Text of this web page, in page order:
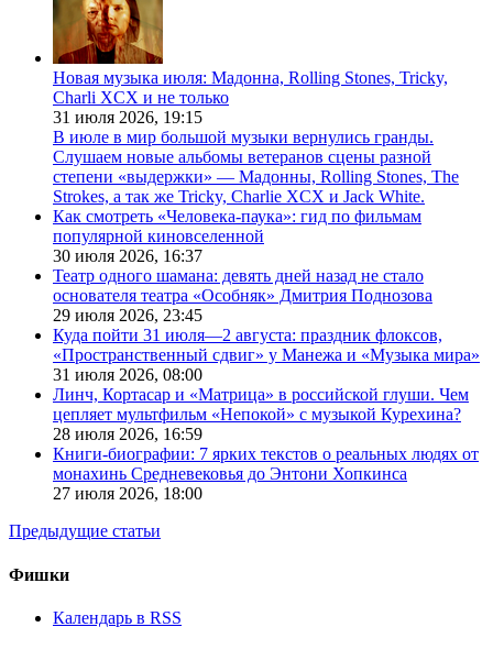
Новая музыка июля: Мадонна, Rolling Stones, Tricky,
Charli XCX и не только
31 июля 2026, 19:15
В июле в мир большой музыки вернулись гранды.
Слушаем новые альбомы ветеранов сцены разной
степени «выдержки» — Мадонны, Rolling Stones, The
Strokes, а так же Tricky, Charlie XCX и Jack White.
Как смотреть «Человека-паука»: гид по фильмам
популярной киновселенной
30 июля 2026, 16:37
Театр одного шамана: девять дней назад не стало
основателя театра «Особняк» Дмитрия Поднозова
29 июля 2026, 23:45
Куда пойти 31 июля—2 августа: праздник флоксов,
«Пространственный сдвиг» у Манежа и «Музыка мира»
31 июля 2026, 08:00
Линч, Кортасар и «Матрица» в российской глуши. Чем
цепляет мультфильм «Непокой» с музыкой Курехина?
28 июля 2026, 16:59
Книги-биографии: 7 ярких текстов о реальных людях от
монахинь Средневековья до Энтони Хопкинса
27 июля 2026, 18:00
Предыдущие статьи
Фишки
Календарь в RSS